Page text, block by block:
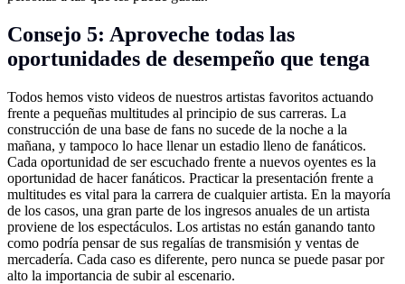
Consejo 5: Aproveche todas las
oportunidades de desempeño que tenga
Todos hemos visto videos de nuestros artistas favoritos actuando
frente a pequeñas multitudes al principio de sus carreras. La
construcción de una base de fans no sucede de la noche a la
mañana, y tampoco lo hace llenar un estadio lleno de fanáticos.
Cada oportunidad de ser escuchado frente a nuevos oyentes es la
oportunidad de hacer fanáticos. Practicar la presentación frente a
multitudes es vital para la carrera de cualquier artista. En la mayoría
de los casos, una gran parte de los ingresos anuales de un artista
proviene de los espectáculos. Los artistas no están ganando tanto
como podría pensar de sus regalías de transmisión y ventas de
mercadería. Cada caso es diferente, pero nunca se puede pasar por
alto la importancia de subir al escenario.